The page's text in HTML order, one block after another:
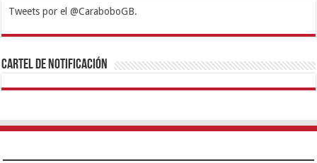
Tweets por el @CaraboboGB.
1xbetBetturkeyBetistKralbetSupertotobetTipobetMatadorbetMariobet
https://mvbcasino.com/
Cartel de Notificación